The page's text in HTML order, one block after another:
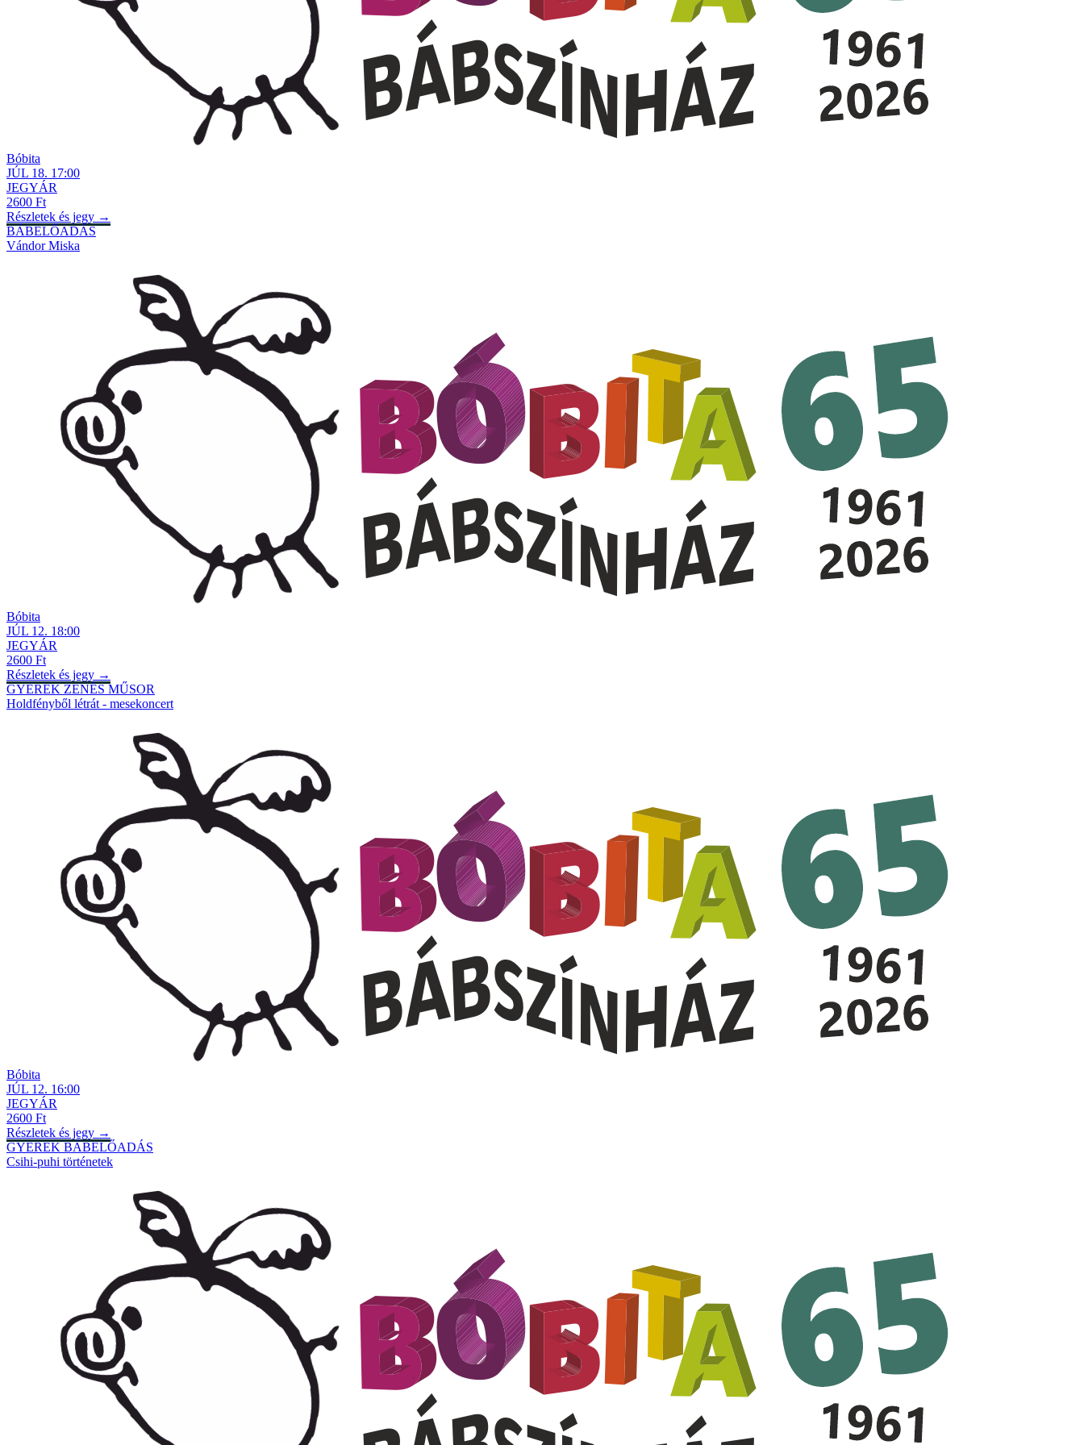
Bóbita
JÚL 18. 17:00
JEGYÁR
2600 Ft
Részletek és jegy →
BÁBELŐADÁS
Vándor Miska
Bóbita
JÚL 12. 18:00
JEGYÁR
2600 Ft
Részletek és jegy →
GYEREK ZENÉS MŰSOR
Holdfényből létrát - mesekoncert
Bóbita
JÚL 12. 16:00
JEGYÁR
2600 Ft
Részletek és jegy →
GYEREK BÁBELŐADÁS
Csihi-puhi történetek